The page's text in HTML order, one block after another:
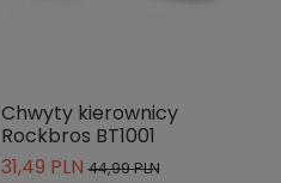
Chwyty kierownicy
Rockbros BT1001
31,49 PLN 44,99 PLN